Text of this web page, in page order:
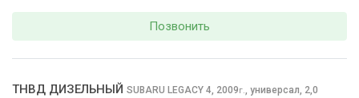
Позвонить
ТНВД ДИЗЕЛЬНЫЙ SUBARU LEGACY 4, 2009г., универсал, 2,0